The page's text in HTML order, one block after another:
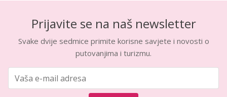
Prijavite se na naš newsletter
Svake dvije sedmice primite korisne savjete i novosti o
putovanjima i turizmu.